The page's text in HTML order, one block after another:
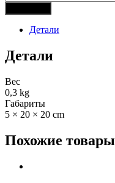
Детали
Детали
Вес
0,3 kg
Габариты
5 × 20 × 20 cm
Похожие товары